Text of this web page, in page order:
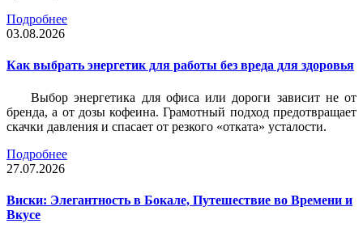
Подробнее
03.08.2026
Как выбрать энергетик для работы без вреда для здоровья
Выбор энергетика для офиса или дороги зависит не от
бренда, а от дозы кофеина. Грамотный подход предотвращает
скачки давления и спасает от резкого «отката» усталости.
Подробнее
27.07.2026
Виски: Элегантность в Бокале, Путешествие во Времени и
Вкусе